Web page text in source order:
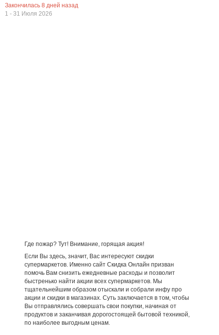
Закончилась 8 дней назад
1 - 31 Июля 2026
Где пожар? Тут! Внимание, горящая акция!
Если Вы здесь, значит, Вас интересуют скидки
супермаркетов. Именно сайт Скидка Онлайн призван
помочь Вам снизить ежедневные расходы и позволит
быстренько найти акции всех супермаркетов. Мы
тщательнейшим образом отыскали и собрали инфу про
акции и скидки в магазинах. Суть заключается в том, чтобы
Вы отправлялись совершать свои покупки, начиная от
продуктов и заканчивая дорогостоящей бытовой техникой,
по наиболее выгодным ценам.